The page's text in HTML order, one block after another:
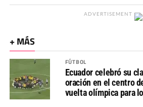
ADVERTISEMENT
+ MÁS
FÚTBOL
Ecuador celebró su
oración en el centro
vuelta olímpica para